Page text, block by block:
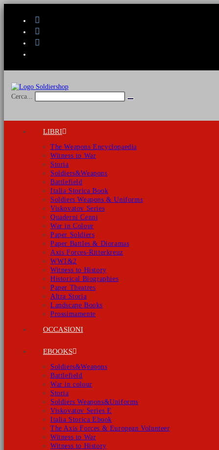
Cerca...
Invia
LIBRI
The Weapons Encyclopaedia
Witness to War
Storia
Soldiers&Weapons
Battlefield
Italia Storica Book
Soldiers Weapons & Uniforms
Viskovatov Series
Quaderni Cenni
War in Colour
Paper Soldiers
Paper Battles & Dioramas
Axis Forces-Ritterkreuz
WW1&2
Witness to History
Historical Biographies
Paper Theatres
Altra Storia
Landscape Books
Prossimamente
OCCASIONI
EBOOKS
Soldiers&Weapons
Battlefield
War in colour
Storia
Soldiers Weapons&Uniforms
Viskovatov Series E
Italia Storica Ebook
The Axis Forces & European Volunteer
Witness to War
Witness to History